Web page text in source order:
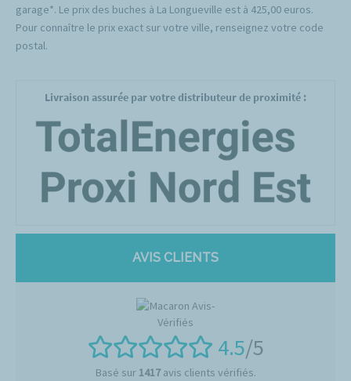
garage*. Le prix des buches à La Longueville est à 425,00 euros.
Pour connaître le prix exact sur votre ville, renseignez votre code
postal.
Livraison assurée par votre distributeur de proximité :
AVIS CLIENTS
4.5/5
Basé sur 1417avis clients vérifiés.